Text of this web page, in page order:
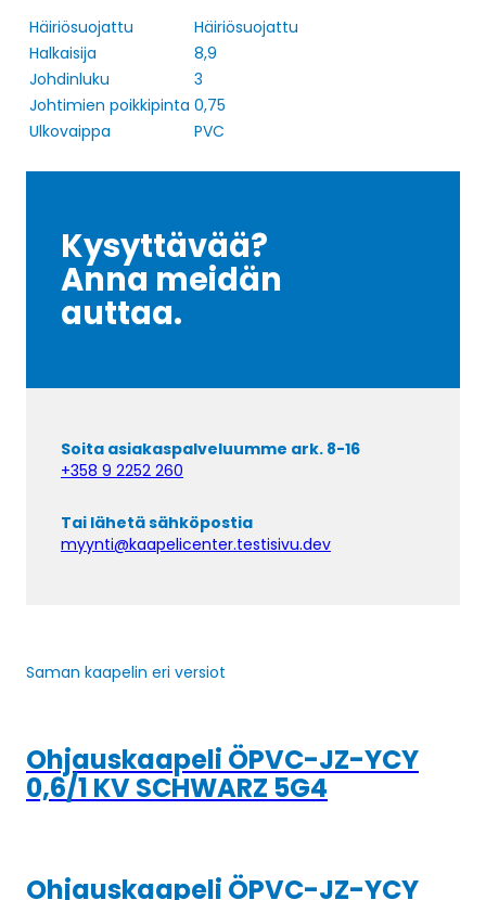
Häiriösuojattu
Häiriösuojattu
Halkaisija
8,9
Johdinluku
3
Johtimien poikkipinta 0,75
Ulkovaippa
PVC
Kysyttävää?
Anna meidän
auttaa.
Soita asiakaspalveluumme ark. 8-16
+358 9 2252 260
Tai lähetä sähköpostia
myynti@kaapelicenter.testisivu.dev
Saman kaapelin eri versiot
Ohjauskaapeli ÖPVC-JZ-YCY
0,6/1 KV SCHWARZ 5G4
Ohjauskaapeli ÖPVC-JZ-YCY